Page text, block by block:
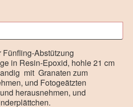
Fünfling-Abstützung
in Resin-Epoxid, hohle 21 cm
mit Granaten zum
und Fotogeätzten
herausnehmen, und